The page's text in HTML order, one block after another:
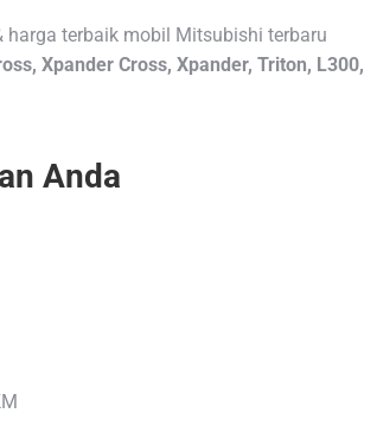
terbaik mobil Mitsubishi terbaru
Xpander Cross, Xpander, Triton, L300,
Anda